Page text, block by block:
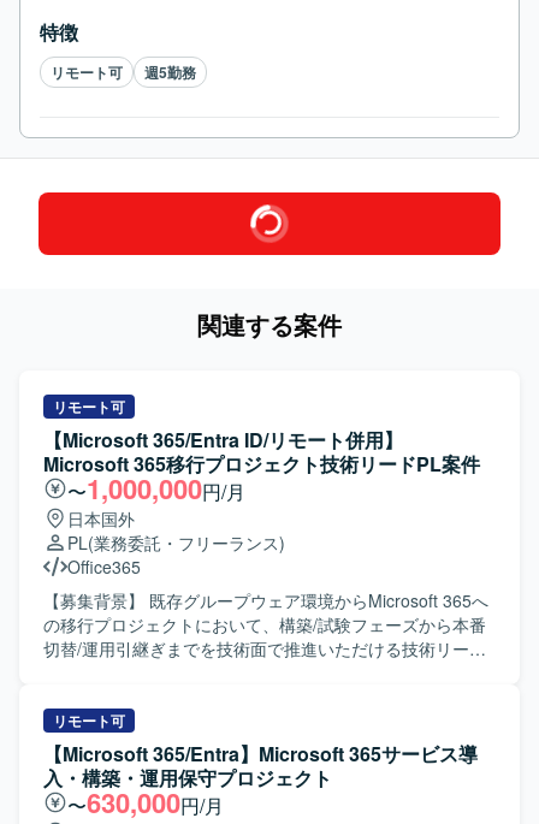
特徴
リモート可 週5勤務
関連する案件
リモート可
【Microsoft 365/Entra ID/リモート併用】
Microsoft 365移行プロジェクト技術リードPL案件
〜1,000,000円/月
日本国外
PL(業務委託・フリーランス)
Office365
【募集背景】 既存グループウェア環境からMicrosoft 365へ
の移行プロジェクトにおいて、構築/試験フェーズから本番
切替/運用引継ぎまでを技術面で推進いただける技術リード
す。具体的には、Microsoft 365関連の構築、単体試験、結
合試験、本番切替、運用引継ぎに関する推進、既存設計書
やパラメータシート、移行/切替資料、試験仕様書の内容把
握および課題整理を行っていただきます。Entra ID、Entra
Connect、既存AD連携、認証/SSO関連の構築/試験/切替課
リモート可
【Microsoft 365/Entra】Microsoft 365サービス導
入・構築・運用保守プロジェクト
〜630,000円/月